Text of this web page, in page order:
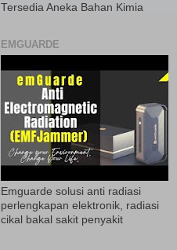
Tersedia Aneka Bahan Kimia
EMGUARDE
Emguarde solusi anti radiasi
perlengkapan elektronik, radiasi
cikal bakal sakit penyakit